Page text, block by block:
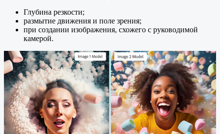
Глубина резкости;
размытие движения и поле зрения;
при создании изображения, схожего с руководимой
камерой.